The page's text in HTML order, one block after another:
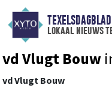
lokaal nieuws
vd Vlugt Bouw
vd Vlugt Bouw